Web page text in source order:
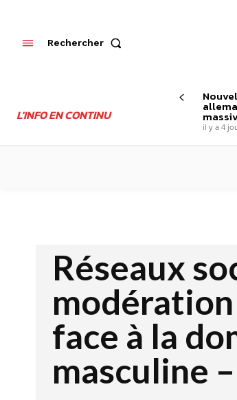
Rechercher
L'INFO EN CONTINU
il y a 4
Réseaux
face à la
masculine